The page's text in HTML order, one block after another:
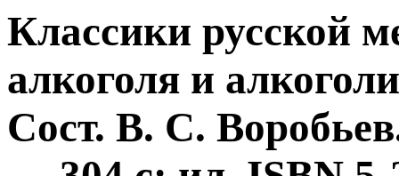
Классики русской
алкоголя и
Сост. В. С.